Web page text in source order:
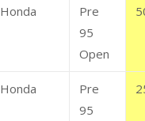
Honda
Pre
95
Open
Honda
Pre
95